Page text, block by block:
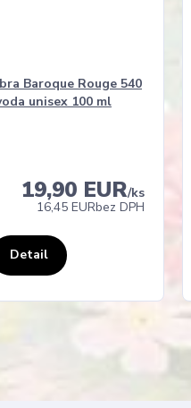
Baroque Rouge 540
unisex 100 ml
19,90 EUR/ks
16,45 EURbez DPH
Detail